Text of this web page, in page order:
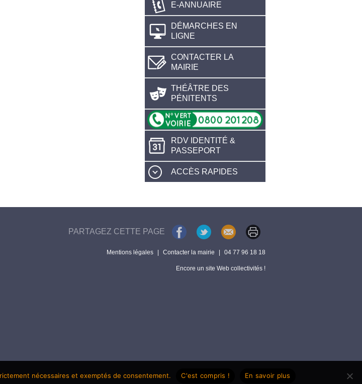
E-ANNUAIRE
DÉMARCHES EN
LIGNE
CONTACTER LA
MAIRIE
THÉÂTRE DES
PÉNITENTS
RDV IDENTITÉ &
PASSEPORT
ACCÈS RAPIDES
PARTAGEZ CETTE PAGE
Mentions légales Contacter la mairie 04 77 96 18 18
Encore un site Web collectivités !
nécessaires et exemptés de consentement. C'est compris ! En savoir plus